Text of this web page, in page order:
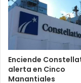
Enciende
alerta en Cinco
Manantiales